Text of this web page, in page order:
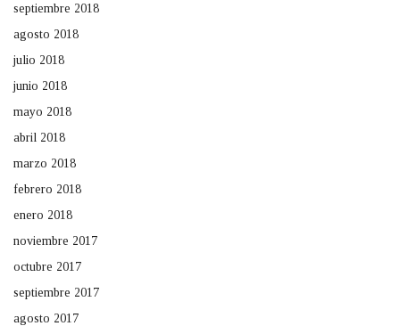
septiembre 2018
agosto 2018
julio 2018
junio 2018
mayo 2018
abril 2018
marzo 2018
febrero 2018
enero 2018
noviembre 2017
octubre 2017
septiembre 2017
agosto 2017